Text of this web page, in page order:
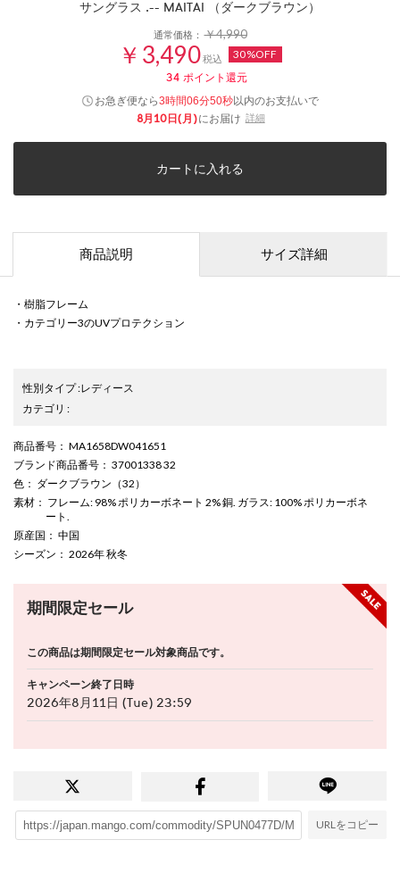
サングラス .-- MAITAI （ダークブラウン）
通常価格：￥4,990
￥3,490税込 30%OFF
34 ポイント還元
お急ぎ便なら3時間06分50秒以内のお支払いで
8月10日(月)にお届け 詳細
カートに入れる
商品説明 サイズ詳細
・樹脂フレーム
・カテゴリー3のUVプロテクション
性別タイプ:レディース
カテゴリ :
商品番号 ： MA1658DW041651
ブランド商品番号 ： 37001338 32
色 ： ダークブラウン（32）
素材 ： フレーム: 98% ポリカーボネート 2% 銅. ガラス: 100% ポリカーボネ
ート.
原産国 ： 中国
シーズン ： 2026年 秋冬
期間限定セール
この商品は期間限定セール対象商品です。
キャンペーン終了日時
2026年8月11日 (Tue) 23:59
URLをコピー